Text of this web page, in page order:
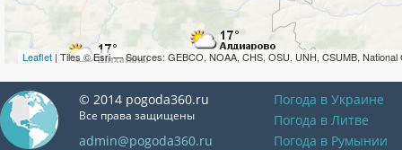
Leaflet | Tiles © Esri — Sources: GEBCO, NOAA, CHS, OSU, UNH, CSUMB, National
© 2014 pogoda360.ru
Все права защищены
admin@pogoda360.ru
Погода в Украине
Погода в Литве
Погода в Румынии